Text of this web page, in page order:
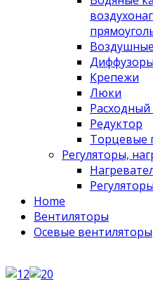
Диффузоры
Крепежи
Люки
Редуктор
Торцевые
Регуляторы,
Home
Вентиляторы
Осевые вентиляторы